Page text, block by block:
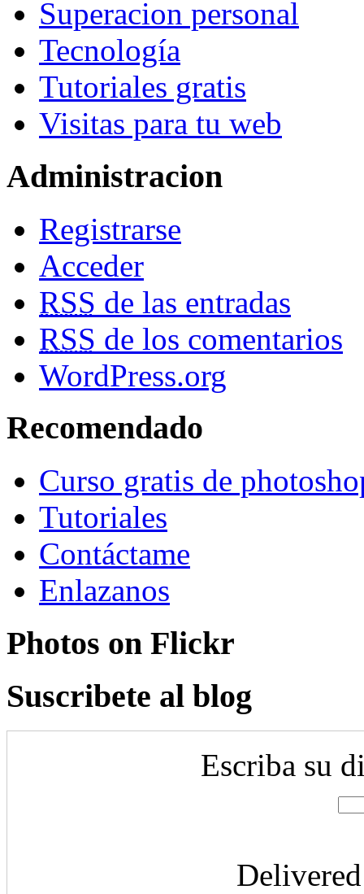
Superacion personal
Tecnología
Tutoriales gratis
Visitas para tu web
Administracion
Registrarse
Acceder
RSS de las entradas
RSS de los comentarios
WordPress.org
Recomendado
Curso gratis de
Tutoriales
Contáctame
Enlazanos
Photos on Flickr
Suscribete al blog
Escriba su